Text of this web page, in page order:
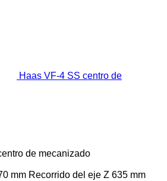
Haas VF-4 SS centro de
de mecanizado
mm Recorrido del eje Z 635 mm